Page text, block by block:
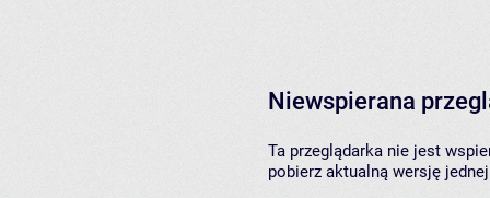
Niewspierana
Ta przeglądarka nie jest
pobierz aktualną wersję